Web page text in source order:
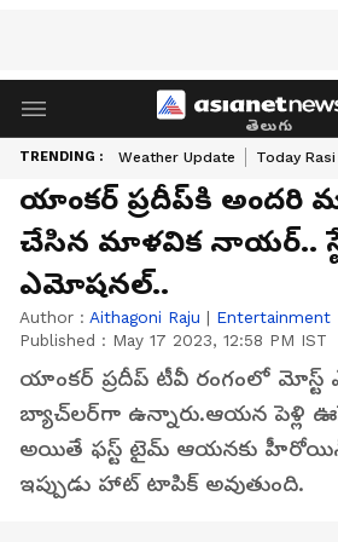
తెలుగు
TRENDING : Weather Update Today
యాంకర్‌ ప్రదీప్‌కి అందరి
చేసిన మాళవిక నాయర్‌..
ఎమోషనల్‌..
Author : Aithagoni Raju | Entertainment
Published : May 17 2023, 12:58 PM IST
యాంకర్‌ ప్రదీప్‌ టీవీ రంగంలో మోస్ట్
బ్యాచ్‌లర్‌గా ఉన్నారు.ఆయన పెళ్లి
అయితే ఫస్ట్ టైమ్‌ ఆయనకు
ఇప్పుడు హాట్‌ టాపిక్‌ అవుతుంది.